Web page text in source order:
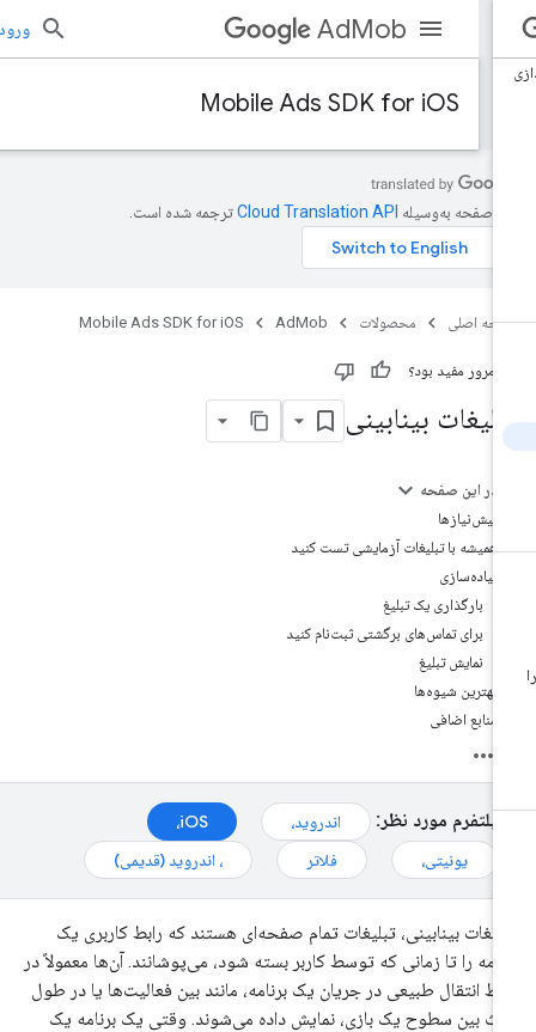
AdMob ورود به
Mobile Ads SDK for iOS
صفحه به‌وسیله ترجمه شده است.
اصلی محصولات AdMob
Mobile Ads SDK for iOS
مرور مفید بود؟
بینابینی
در این صفحه
پیش‌نیازها
همیشه با تبلیغات آزمایشی تست کنید
پیاده‌سازی
بارگذاری یک تبلیغ
برای تماس‌های برگشتی ثبت‌نام کنید
نمایش تبلیغ
بهترین شیوه‌ها
منابع اضافی
پلتفرم مورد نظر: اندروید،
iOS،
یونیتی،
فلاتر ، اندروید (قدیمی)
بینابینی، تبلیغات تمام صفحه‌ای هستند که رابط کاربری یک
را تا زمانی که توسط کاربر بسته شود، می‌پوشانند. آن‌ها معمولاً در
انتقال طبیعی در جریان یک برنامه، مانند بین فعالیت‌ها یا در طول
بین سطوح یک بازی، نمایش داده می‌شوند. وقتی یک برنامه یک